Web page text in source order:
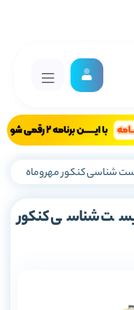
شناسی کنکور مهروماه
شناسی کنکور